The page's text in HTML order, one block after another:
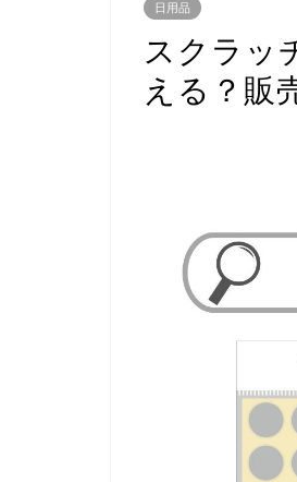
日用品
スクラッ
える？販